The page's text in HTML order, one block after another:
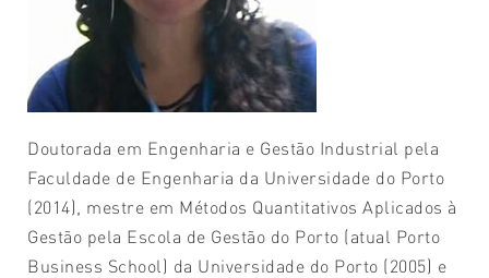
Doutorada em Engenharia e Gestão Industrial pela
Faculdade de Engenharia da Universidade do Porto
(2014), mestre em Métodos Quantitativos Aplicados à
Gestão pela Escola de Gestão do Porto (atual Porto
Business School) da Universidade do Porto (2005) e